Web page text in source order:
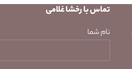
تماس با رخشا غلامی
نام شما